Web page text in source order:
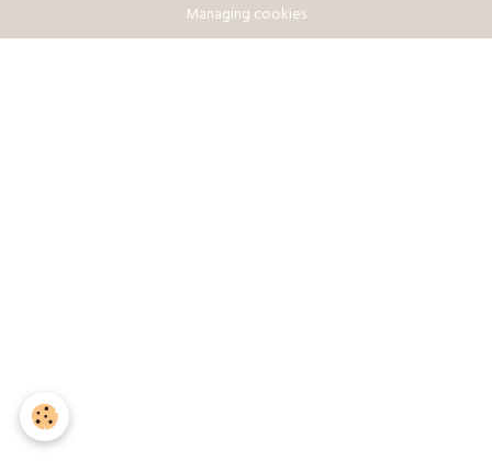
Managing cookies